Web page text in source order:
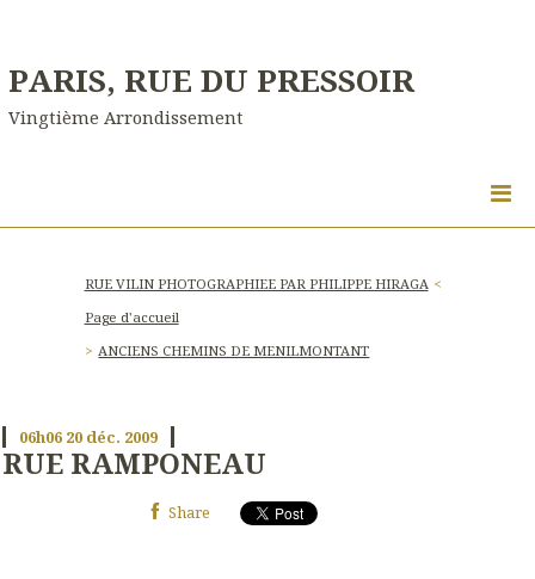
PARIS, RUE DU PRESSOIR
Vingtième Arrondissement
RUE VILIN PHOTOGRAPHIEE PAR PHILIPPE HIRAGA
Page d'accueil
ANCIENS CHEMINS DE MENILMONTANT
06h06 20 déc. 2009
RUE RAMPONEAU
Share